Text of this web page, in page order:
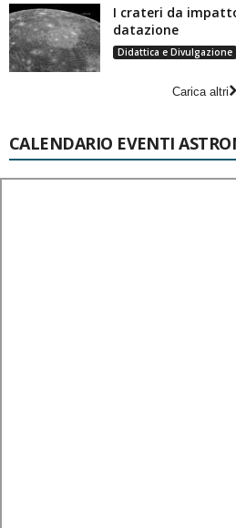
I crateri da
datazione
Didattica e Divulgazione
Carica altri
CALENDARIO EVENTI